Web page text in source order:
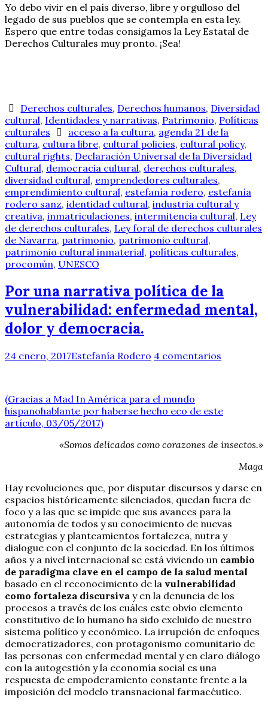
Yo debo vivir en el país diverso, libre y orgulloso del
legado de sus pueblos que se contempla en esta ley.
Espero que entre todas consigamos la Ley Estatal de
Derechos Culturales muy pronto. ¡Sea!
Derechos culturales, Derechos humanos, Diversidad
cultural, Identidades y narrativas, Patrimonio, Políticas
culturales
acceso a la cultura, agenda 21 de la
cultura, cultura libre, cultural policies, cultural policy,
cultural rights, Declaración Universal de la Diversidad
Cultural, democracia cultural, derechos culturales,
diversidad cultural, emprendedores culturales,
emprendimiento cultural, estefanía rodero, estefanía
rodero sanz, identidad cultural, industria cultural y
creativa, inmatriculaciones, intermitencia cultural, Ley
de derechos culturales, Ley foral de derechos culturales
de Navarra, patrimonio, patrimonio cultural,
patrimonio cultural inmaterial, políticas culturales,
procomún, UNESCO
Por una narrativa política de la
vulnerabilidad: enfermedad mental,
dolor y democracia.
24 enero, 2017Estefanía Rodero 4 comentarios
(Gracias a Mad In América para el mundo
hispanohablante por haberse hecho eco de este
artículo, 03/05/2017)
«Somos delicados como corazones de insectos.»
Maga
Hay revoluciones que, por disputar discursos y darse en
espacios históricamente silenciados, quedan fuera de
foco y a las que se impide que sus avances para la
autonomía de todos y su conocimiento de nuevas
estrategias y planteamientos fortalezca, nutra y
dialogue con el conjunto de la sociedad. En los últimos
años y a nivel internacional se está viviendo un cambio
de paradigma clave en el campo de la salud mental
basado en el reconocimiento de la vulnerabilidad
como fortaleza discursiva y en la denuncia de los
procesos a través de los cuáles este obvio elemento
constitutivo de lo humano ha sido excluido de nuestro
sistema político y económico. La irrupción de enfoques
democratizadores, con protagonismo comunitario de
las personas con enfermedad mental y en claro diálogo
con la autogestión y la economía social es una
respuesta de empoderamiento constante frente a la
imposición del modelo transnacional farmacéutico.